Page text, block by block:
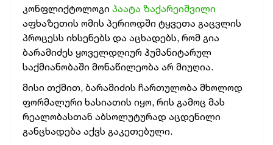
კონფლიქტოლოგი პაატა ზაქარეიშვილი
აფხაზეთის ომის პერიოდში ტყვეთა გაცვლის
პროცესს იხსენებს და აცხადებს, რომ გია
ბარამიძეს ყოველდღიურ ჰუმანიტარულ
საქმიანობაში მონაწილეობა არ მიუღია.
მისი თქმით, ბარამიძის ჩართულობა მხოლოდ
ფორმალური ხასიათის იყო, რის გამოც მას
რეალობასთან აბსოლუტურად აცდენილი
განცხადება აქვს გაკეთებული.